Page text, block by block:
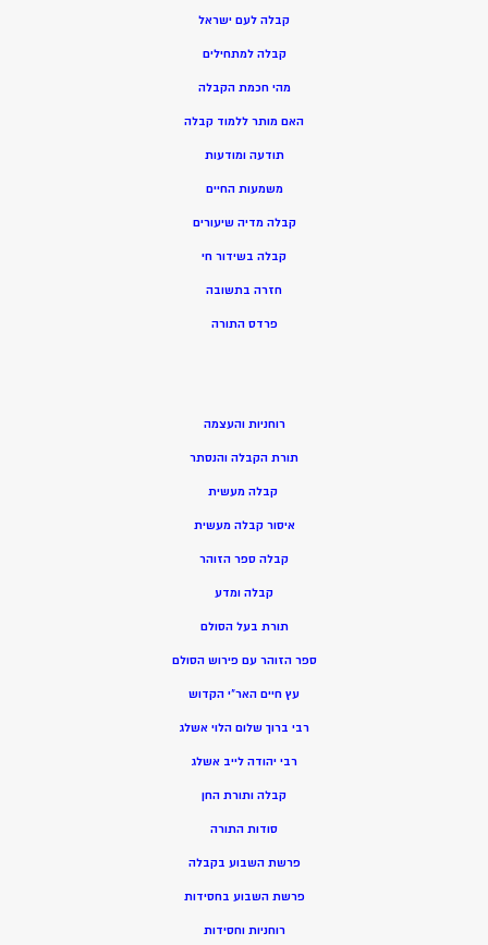
קבלה לעם ישראל
קבלה למתחילים
מהי חכמת הקבלה
האם מותר ללמוד קבלה
תודעה ומודעות
משמעות החיים
קבלה מדיה שיעורים
קבלה בשידור חי
חזרה בתשובה
פרדס התורה
רוחניות והעצמה
תורת הקבלה והנסתר
קבלה מעשית
איסור קבלה מעשית
קבלה ספר הזוהר
קבלה ומדע
תורת בעל הסולם
ספר הזוהר עם פירוש הסולם
עץ חיים האר”י הקדוש
רבי ברוך שלום הלוי אשלג
רבי יהודה לייב אשלג
קבלה ותורת החן
סודות התורה
פרשת השבוע בקבלה
פרשת השבוע בחסידות
רוחניות וחסידות